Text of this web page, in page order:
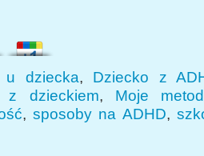
u dziecka, Dziecko z
z dzieckiem, Moje
,sposoby na ADHD,